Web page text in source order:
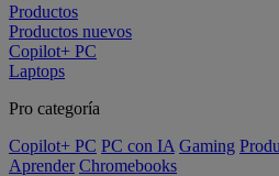
Productos
Productos nuevos
Copilot+ PC
Laptops
Pro categoría
Copilot+ PC PC con IA Gaming
Aprender Chromebooks